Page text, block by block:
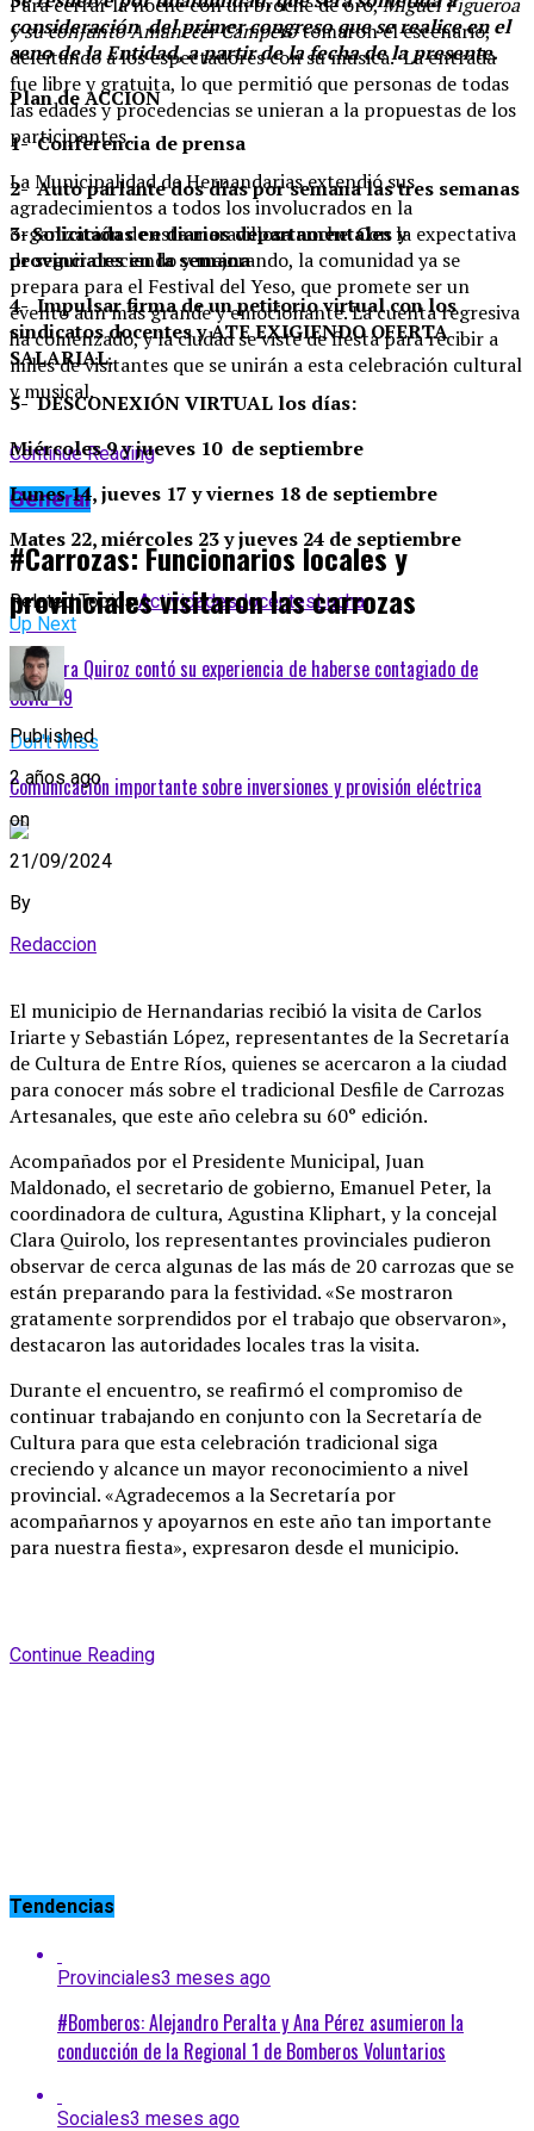
consideración del primer congreso que se realice en el
seno de la Entidad, a partir de la fecha de la presente.
Plan de ACCION
1- Conferencia de prensa
2- Auto parlante dos días por semana las tres semanas
3- Solicitadas en diarios departamentales y
provinciales en la semana
4- Impulsar firma de un petitorio virtual con los
sindicatos docentes y ATE EXIGIENDO OFERTA
SALARIAL.
5- DESCONEXIÓN VIRTUAL los días:
Miércoles 9 y jueves 10 de septiembre
Lunes 14, jueves 17 y viernes 18 de septiembre
Mates 22, miércoles 23 y jueves 24 de septiembre
Related Topics:ActividadesdocentesLucha
Up Next
Alejandra Quiroz contó su experiencia de haberse contagiado de
Covid-19
Don't Miss
Comunicación importante sobre inversiones y provisión eléctrica
y su conjunto Amanecer Camperotomaron el escenario,
deleitando a los espectadores con su música. La entrada
fue libre y gratuita, lo que permitió que personas de todas
las edades y procedencias se unieran a la propuestas de los
participantes.
La Municipalidad de Hernandarias extendió sus
agradecimientos a todos los involucrados en la
organización de esta maravillosa noche. Con la expectativa
de seguir creciendo y mejorando, la comunidad ya se
prepara para el Festival del Yeso, que promete ser un
evento aún más grande y emocionante. La cuenta regresiva
ha comenzado, y la ciudad se viste de fiesta para recibir a
miles de visitantes que se unirán a esta celebración cultural
y musical.
Continue Reading
General
#Carrozas: Funcionarios locales y
provinciales visitaron las carrozas
Published
2 años ago
on
21/09/2024
By
Redaccion
El municipio de Hernandarias recibió la visita de Carlos
Iriarte y Sebastián López, representantes de la Secretaría
de Cultura de Entre Ríos, quienes se acercaron a la ciudad
para conocer más sobre el tradicional Desfile de Carrozas
Artesanales, que este año celebra su 60° edición.
Acompañados por el Presidente Municipal, Juan
Maldonado, el secretario de gobierno, Emanuel Peter, la
coordinadora de cultura, Agustina Kliphart, y la concejal
Clara Quirolo, los representantes provinciales pudieron
observar de cerca algunas de las más de 20 carrozas que se
están preparando para la festividad. «Se mostraron
gratamente sorprendidos por el trabajo que observaron»,
destacaron las autoridades locales tras la visita.
Durante el encuentro, se reafirmó el compromiso de
continuar trabajando en conjunto con la Secretaría de
Cultura para que esta celebración tradicional siga
creciendo y alcance un mayor reconocimiento a nivel
provincial. «Agradecemos a la Secretaría por
acompañarnos y apoyarnos en este año tan importante
para nuestra fiesta», expresaron desde el municipio.
Continue Reading
Tendencias
Provinciales3 meses ago
#Bomberos: Alejandro Peralta y Ana Pérez asumieron la
conducción de la Regional 1 de Bomberos Voluntarios
Sociales3 meses ago